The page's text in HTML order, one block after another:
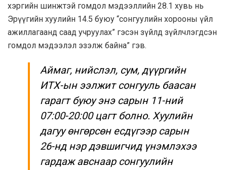
хэргийн шинжтэй гомдол мэдээллийн 28.1 хувь нь
Эрүүгийн хуулийн 14.5 буюу “сонгуулийн хорооны үйл
ажиллагаанд саад учруулах” гэсэн зүйлд зүйлчлэгдсэн
гомдол мэдээлэл эзэлж байна” гэв.
Аймаг, нийслэл, сум, дүүргийн
ИТХ-ын ээлжит сонгууль баасан
гарагт буюу энэ сарын 11-ний
07:00-20:00 цагт болно. Хуулийн
дагуу өнгөрсөн есдүгээр сарын
26-нд нэр дэвшигчид үнэмлэхээ
гардаж авснаар сонгуулийн